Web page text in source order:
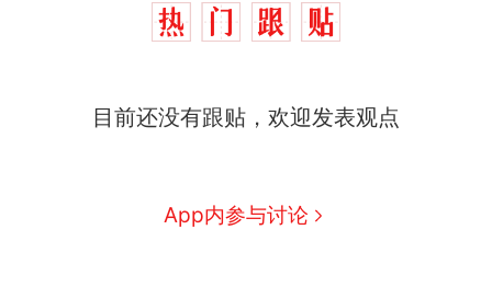
目前还没有跟贴，欢迎发表观点
App内参与讨论